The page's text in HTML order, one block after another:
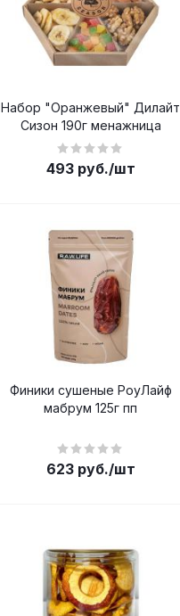
Набор "Оранжевый" Дилайт
Сизон 190г менажница
493руб./шт
Финики сушеные РоуЛайф
мабрум 125г пп
623руб./шт